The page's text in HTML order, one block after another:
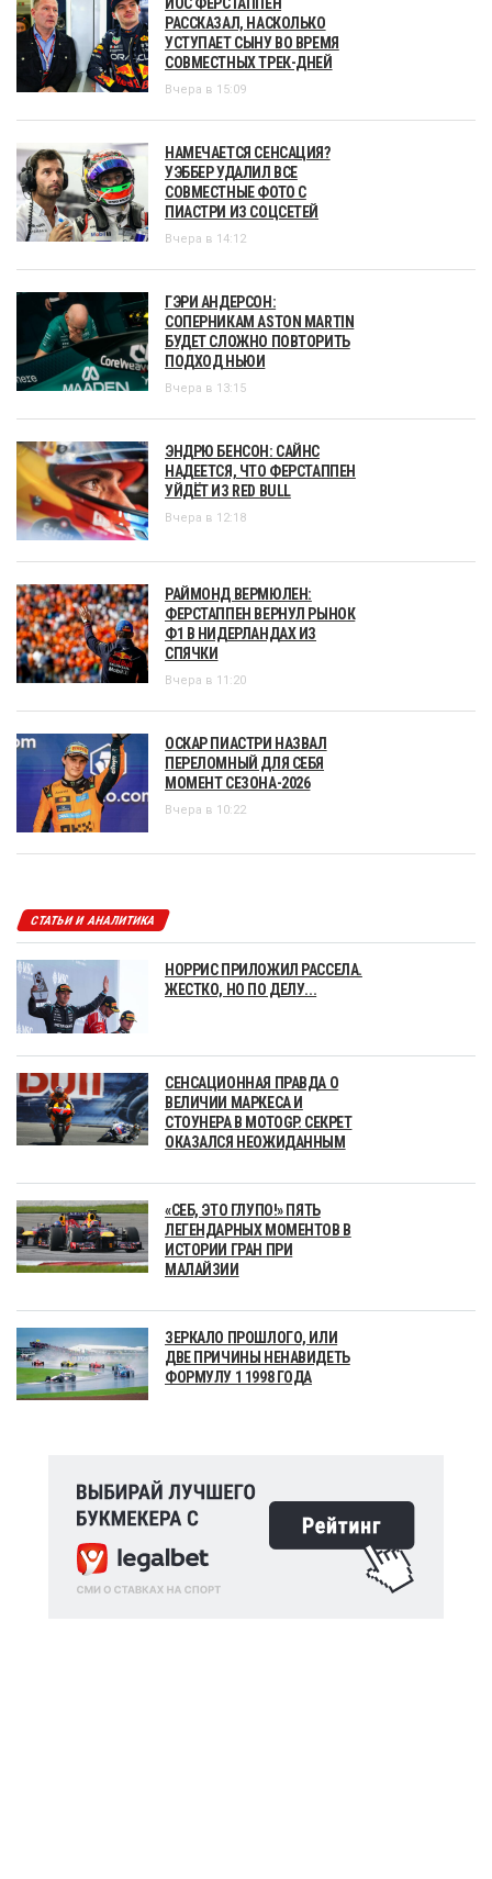
РАССКАЗАЛ, НАСКОЛЬКО
УСТУПАЕТ СЫНУ ВО ВРЕМЯ
СОВМЕСТНЫХ ТРЕК-ДНЕЙ
Вчера в 15:09
НАМЕЧАЕТСЯ СЕНСАЦИЯ?
УЭББЕР УДАЛИЛ ВСЕ
СОВМЕСТНЫЕ ФОТО С
ПИАСТРИ ИЗ СОЦСЕТЕЙ
Вчера в 14:12
ГЭРИ АНДЕРСОН:
СОПЕРНИКАМ ASTON MARTIN
БУДЕТ СЛОЖНО ПОВТОРИТЬ
ПОДХОД НЬЮИ
Вчера в 13:15
ЭНДРЮ БЕНСОН: САЙНС
НАДЕЕТСЯ, ЧТО ФЕРСТАППЕН
УЙДЁТ ИЗ RED BULL
Вчера в 12:18
РАЙМОНД ВЕРМЮЛЕН:
ФЕРСТАППЕН ВЕРНУЛ РЫНОК
Ф1 В НИДЕРЛАНДАХ ИЗ
СПЯЧКИ
Вчера в 11:20
ОСКАР ПИАСТРИ НАЗВАЛ
ПЕРЕЛОМНЫЙ ДЛЯ СЕБЯ
МОМЕНТ СЕЗОНА-2026
Вчера в 10:22
СТАТЬИ И АНАЛИТИКА
НОРРИС ПРИЛОЖИЛ РАССЕЛА.
ЖЕСТКО, НО ПО ДЕЛУ...
СЕНСАЦИОННАЯ ПРАВДА О
ВЕЛИЧИИ МАРКЕСА И
СТОУНЕРА В MOTOGP. СЕКРЕТ
ОКАЗАЛСЯ НЕОЖИДАННЫМ
«СЕБ, ЭТО ГЛУПО!» ПЯТЬ
ЛЕГЕНДАРНЫХ МОМЕНТОВ В
ИСТОРИИ ГРАН ПРИ
МАЛАЙЗИИ
ЗЕРКАЛО ПРОШЛОГО, ИЛИ
ДВЕ ПРИЧИНЫ НЕНАВИДЕТЬ
ФОРМУЛУ 1 1998 ГОДА